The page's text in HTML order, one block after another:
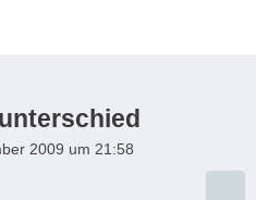
2009 um 21:58